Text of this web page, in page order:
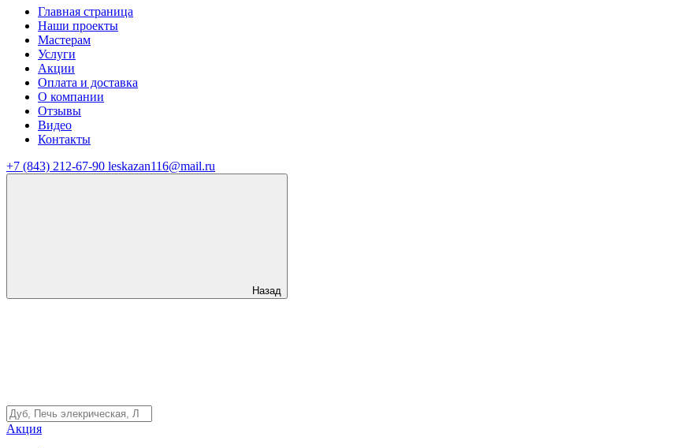
Главная страница
Наши проекты
Мастерам
Услуги
Акции
Оплата и доставка
О компании
Отзывы
Видео
Контакты
+7 (843) 212-67-90 leskazan116@mail.ru
Назад
Акция